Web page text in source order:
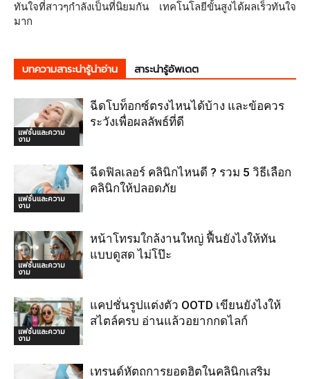
ทันใจที่สาวๆกำลังเป็นที่นิยมกัน
มาก
เทคโนโลยีขั้นสูงได้ผลเร็วทันใจ
บทความสาระน่ารู้น่าอ่าน สาระน่ารู้อัพเดต
แฟชั่นและความ
งาม
ฉีดโบท็อกซ์ตรงไหนได้บ้าง และข้อควร
ระวังเพื่อผลลัพธ์ที่ดี
แฟชั่นและความ
งาม
ฉีดฟิลเลอร์ คลินิกไหนดี ? รวม 5 วิธีเลือก
คลินิกให้ปลอดภัย
แฟชั่นและความ
งาม
หน้าโทรมใกล้งานใหญ่ ฟื้นยังไงให้ทัน
แบบดูสด ไม่โป๊ะ
แฟชั่นและความ
งาม
แคปชั่นรูปแต่งตัว OOTD เขียนยังไงให้
สไตล์ครบ อ่านแล้วอยากกดไลก์
เทรนด์หัตถการยอดฮิตในคลินิกเสริม